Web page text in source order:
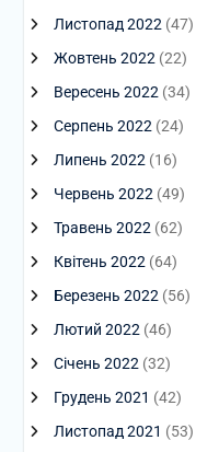
Листопад 2022 (47)
Жовтень 2022 (22)
Вересень 2022 (34)
Серпень 2022 (24)
Липень 2022 (16)
Червень 2022 (49)
Травень 2022 (62)
Квітень 2022 (64)
Березень 2022 (56)
Лютий 2022 (46)
Січень 2022 (32)
Грудень 2021 (42)
Листопад 2021 (53)